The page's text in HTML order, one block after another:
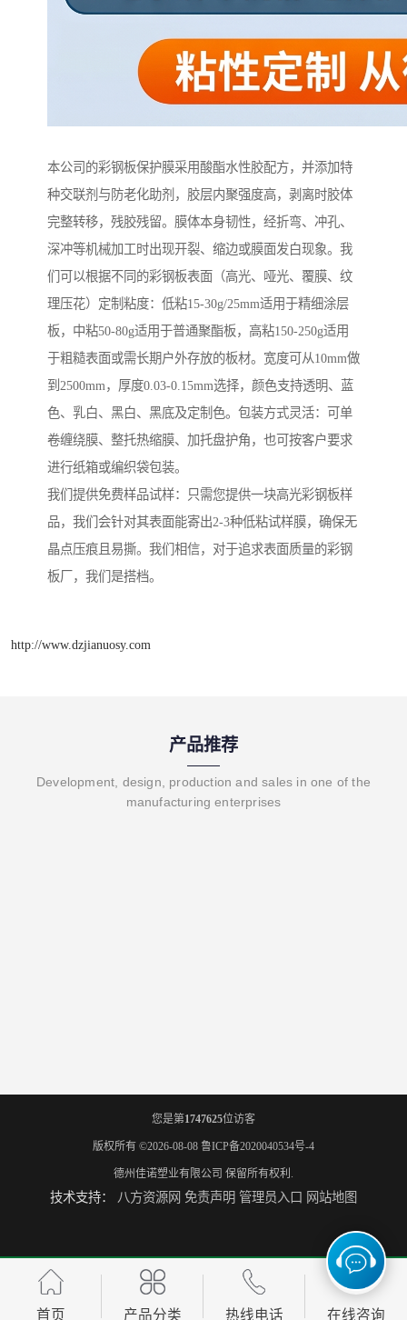
本公司的彩钢板保护膜采用酸酯水性胶配方，并添加特
种交联剂与防老化助剂，胶层内聚强度高，剥离时胶体
完整转移，残胶残留。膜体本身韧性，经折弯、冲孔、
深冲等机械加工时出现开裂、缩边或膜面发白现象。我
们可以根据不同的彩钢板表面（高光、哑光、覆膜、纹
理压花）定制粘度：低粘15-30g/25mm适用于精细涂层
板，中粘50-80g适用于普通聚酯板，高粘150-250g适用
于粗糙表面或需长期户外存放的板材。宽度可从10mm做
到2500mm，厚度0.03-0.15mm选择，颜色支持透明、蓝
色、乳白、黑白、黑底及定制色。包装方式灵活：可单
卷缠绕膜、整托热缩膜、加托盘护角，也可按客户要求
进行纸箱或编织袋包装。
我们提供免费样品试样：只需您提供一块高光彩钢板样
品，我们会针对其表面能寄出2-3种低粘试样膜，确保无
晶点压痕且易撕。我们相信，对于追求表面质量的彩钢
板厂，我们是搭档。
http://www.dzjianuosy.com
产品推荐
Development, design, production and sales in one of the
manufacturing enterprises
您是第1747625位访客
版权所有 ©2026-08-08 鲁ICP备2020040534号-4
德州佳诺塑业有限公司 保留所有权利.
技术支持： 八方资源网 免责声明 管理员入口 网站地图
首页 产品分类 热线电话 在线咨询